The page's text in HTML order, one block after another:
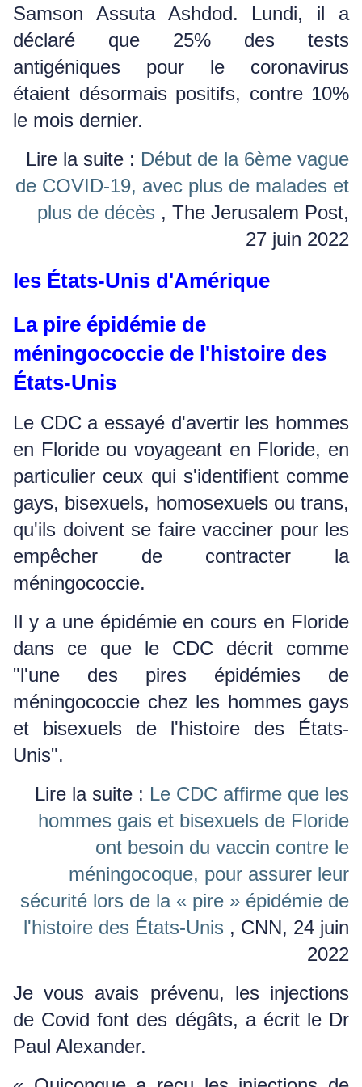
Samson Assuta Ashdod. Lundi, il a
déclaré que 25% des tests
antigéniques pour le coronavirus
étaient désormais positifs, contre 10%
le mois dernier.
Lire la suite : Début de la 6ème vague
de COVID-19, avec plus de malades et
plus de décès , The Jerusalem Post,
27 juin 2022
les États-Unis d'Amérique
La pire épidémie de
méningococcie de l'histoire des
États-Unis
Le CDC a essayé d'avertir les hommes
en Floride ou voyageant en Floride, en
particulier ceux qui s'identifient comme
gays, bisexuels, homosexuels ou trans,
qu'ils doivent se faire vacciner pour les
empêcher de contracter la
méningococcie.
Il y a une épidémie en cours en Floride
dans ce que le CDC décrit comme
"l'une des pires épidémies de
méningococcie chez les hommes gays
et bisexuels de l'histoire des États-
Unis".
Lire la suite : Le CDC affirme que les
hommes gais et bisexuels de Floride
ont besoin du vaccin contre le
méningocoque, pour assurer leur
sécurité lors de la « pire » épidémie de
l'histoire des États-Unis , CNN, 24 juin
2022
Je vous avais prévenu, les injections
de Covid font des dégâts, a écrit le Dr
Paul Alexander.